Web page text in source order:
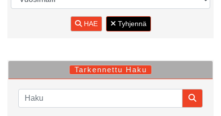
HAE Tyhjennä
Tarkennettu Haku